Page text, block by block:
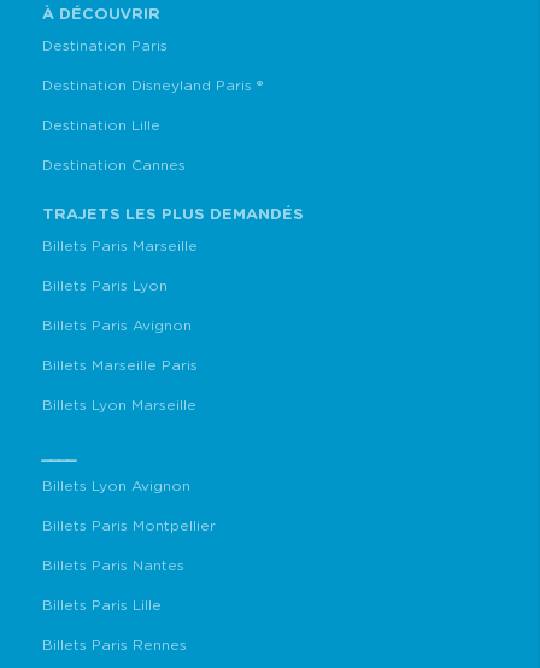
À DÉCOUVRIR
Destination Paris
Destination Disneyland Paris ®
Destination Lille
Destination Cannes
TRAJETS LES PLUS DEMANDÉS
Billets Paris Marseille
Billets Paris Lyon
Billets Paris Avignon
Billets Marseille Paris
Billets Lyon Marseille
Billets Lyon Avignon
Billets Paris Montpellier
Billets Paris Nantes
Billets Paris Lille
Billets Paris Rennes